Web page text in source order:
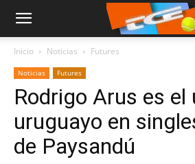
Inicio Noticias Futures
Noticias Futures
Rodrigo Arus es el
uruguayo en
de Paysandú